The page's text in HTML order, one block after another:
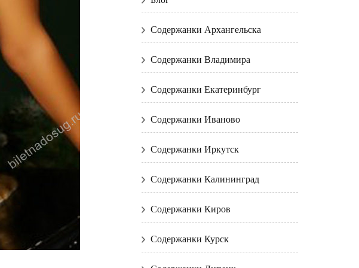
Содержанки Архангельска
Содержанки Владимира
Содержанки Екатеринбург
Содержанки Иваново
Содержанки Иркутск
Содержанки Калининград
Содержанки Киров
Содержанки Курск